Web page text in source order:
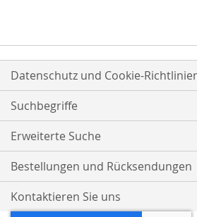
Datenschutz und Cookie-
Suchbegriffe
Erweiterte Suche
Bestellungen und Rücksendungen
Kontaktieren Sie uns